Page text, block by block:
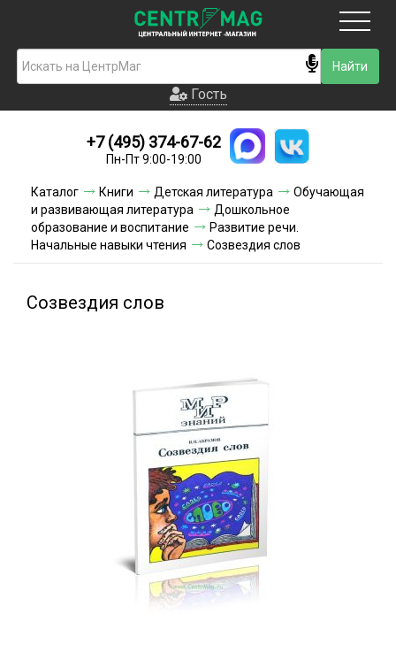
Гость
Новинки
Условия доставки
Условия оплаты
Акции и скидки
Гость
+7 (495) 374-67-62
Пн-Пт 9:00-19:00
Каталог Книги Детская литература
Обучающая
и развивающая литература
Дошкольное
образование и воспитание
Развитие речи.
Начальные навыки чтения
Созвездия слов
Созвездия слов